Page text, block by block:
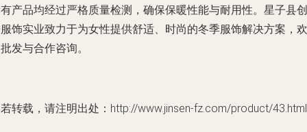
产品均经过严格质量检测，确保保暖性能与耐用性。星子县创
饰实业致力于为女性提供舒适、时尚的冬季服饰解决方案，欢
发与合作咨询。
转载，请注明出处：http://www.jinsen-fz.com/product/43.html